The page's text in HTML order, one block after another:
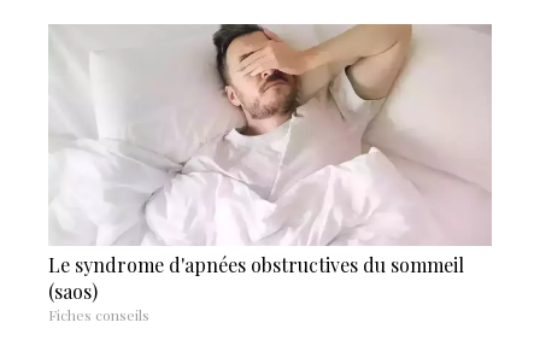
Le syndrome d'apnées obstructives du sommeil
(saos)
Fiches conseils